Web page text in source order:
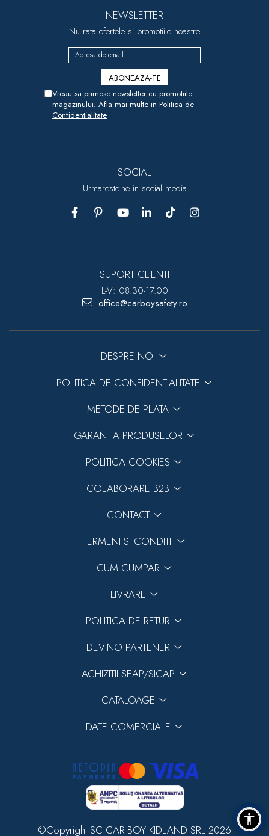
NEWSLETTER
Nu rata ofertele si promotiile noastre
Vreau sa primesc newsletter cu promotiile
magazinului. Afla mai multe in Politica de
Confidentialitate
SOCIAL
Urmareste-ne in social media
SUPORT CLIENTI
L-V: 08.30-17.00
office@carboysafety.ro
DESPRE NOI
POLITICA DE CONFIDENTIALITATE
METODE DE PLATA
GARANTIA PRODUSELOR
POLITICA COOKIES
COLABORARE B2B
CONTACT
TERMENI SI CONDITII
CUM CUMPAR
LIVRARE
POLITICA DE RETUR
DEVINO PARTENER
ACHIZITII SEAP/SICAP
CATALOAGE
DATE COMERCIALE
©Copyright SC CAR-BOY KIDLAND SRL 2026